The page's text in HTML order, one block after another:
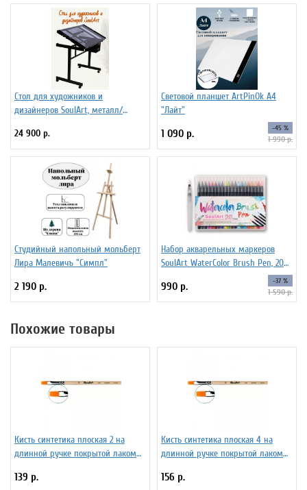
Стол для художников и
дизайнеров SoulArt, металл/
24 900 р.
Световой планшет ArtPinOk А4
"Лайт"
1 090 р. -45 %
1 990 р.
Студийный напольный мольберт
Лира Малевичъ "Симпл"
2 190 р.
Набор акварельных маркеров
SoulArt WaterColor Brush Pen, 20
990 р. -37 %
1 590 р.
Похожие товары
Кисть синтетика плоская 2 на
длинной ручке покрытой лаком
139 р.
Кисть синтетика плоская 4 на
длинной ручке покрытой лаком
156 р.